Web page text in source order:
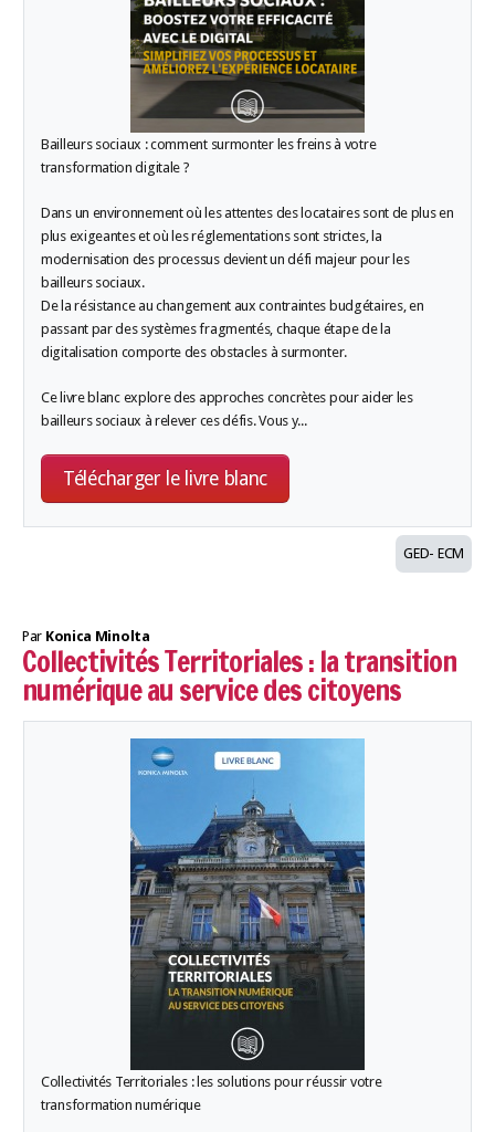
Bailleurs sociaux : comment surmonter les freins à votre
transformation digitale ?
Dans un environnement où les attentes des locataires sont de plus en
plus exigeantes et où les réglementations sont strictes, la
modernisation des processus devient un défi majeur pour les
bailleurs sociaux.
De la résistance au changement aux contraintes budgétaires, en
passant par des systèmes fragmentés, chaque étape de la
digitalisation comporte des obstacles à surmonter.
Ce livre blanc explore des approches concrètes pour aider les
bailleurs sociaux à relever ces défis. Vous y...
Télécharger le livre blanc
GED- ECM
Par Konica Minolta
Collectivités Territoriales : la transition
numérique au service des citoyens
Collectivités Territoriales : les solutions pour réussir votre
transformation numérique